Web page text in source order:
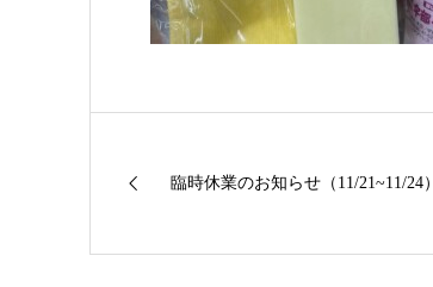
臨時休業のお知らせ（11/21~11/24）